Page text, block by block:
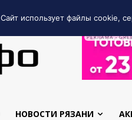
РЕКЛАМА •
НОВОСТИ РЯЗАНИ
Сайт использует файлы cookie,